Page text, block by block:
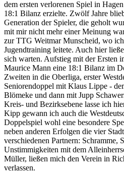
dem ersten verlorenen Spiel in
18:1 Bilanz erzielte. Zwölf Jahre
Generation der Spieler, die geholt
mit mir nicht mehr einer Meinung
zur TTG Weitmar Munscheid, wo ich
Jugendtraining leitete. Auch hier
sich warten. Aufstieg mit der Ersten
Maurice Mann eine 18:1 Bilanz im
Zweiten in die Oberliga, erster
Seniorendoppel mit Klaus Lippe -
Blömeke und dann mit Jupp
Kreis- und Bezirksebene lasse ich
Kipp gewann ich auch die
Doppelspiel wohl eine besondere
neben anderen Erfolgen die vier
verschiedenen Partnern: Schramme,
Unstimmigkeiten mit dem
Müller, ließen mich den Verein in
verlassen.